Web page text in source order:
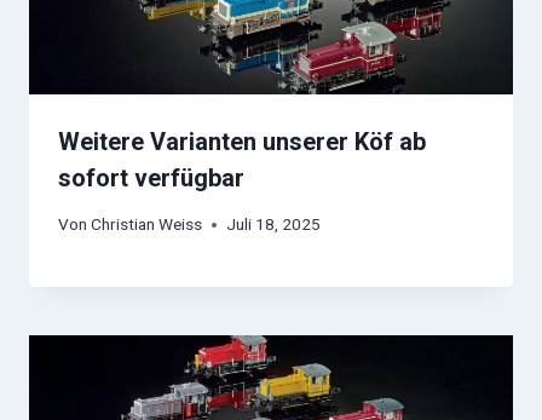
Weitere Varianten unserer Köf ab
sofort verfügbar
Von Christian Weiss Juli 18, 2025